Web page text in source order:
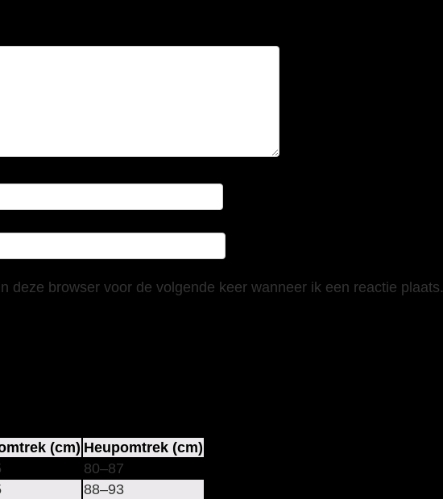
deze browser voor de volgende keer wanneer ik een reactie plaats.
(cm) Heupomtrek (cm)
80–87
88–93